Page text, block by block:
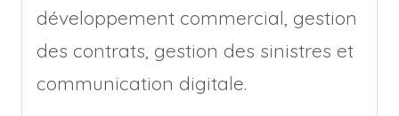
développement commercial, gestion
des contrats, gestion des sinistres et
communication digitale.